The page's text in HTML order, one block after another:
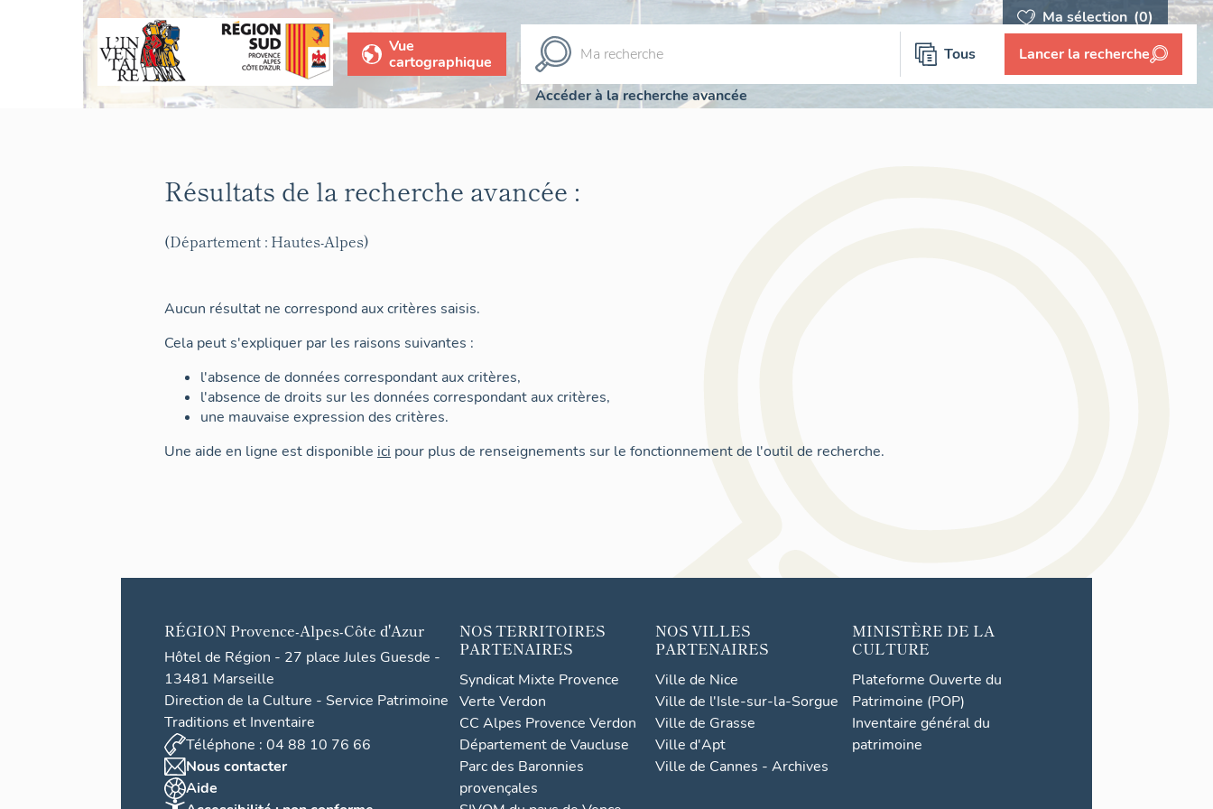
Ma sélection (0)
Vue
cartographique
Tous Lancer la recherche
Accéder à la recherche avancée
Résultats de la recherche avancée :
(Département : Hautes-Alpes)
Aucun résultat ne correspond aux critères saisis.
Cela peut s'expliquer par les raisons suivantes :
l'absence de données correspondant aux critères,
l'absence de droits sur les données correspondant aux critères,
une mauvaise expression des critères.
Une aide en ligne est disponible ici pour plus de renseignements sur le fonctionnement de l'outil de recherche.
RÉGION Provence-Alpes-Côte d'Azur
Hôtel de Région - 27 place Jules Guesde -
13481 Marseille
Direction de la Culture - Service Patrimoine
Traditions et Inventaire
Téléphone : 04 88 10 76 66
Nous contacter
Aide
NOS TERRITOIRES
PARTENAIRES
Syndicat Mixte Provence
Verte Verdon
CC Alpes Provence Verdon
Département de Vaucluse
Parc des Baronnies
provençales
NOS VILLES
PARTENAIRES
Ville de Nice
Ville de l'Isle-sur-la-Sorgue
Ville de Grasse
Ville d'Apt
Ville de Cannes - Archives
MINISTÈRE DE LA
CULTURE
Plateforme Ouverte du
Patrimoine (POP)
Inventaire général du
patrimoine